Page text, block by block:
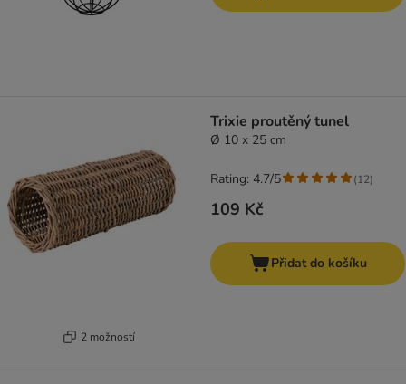
2 možností
Trixie proutěný tunel
Ø 10 x 25 cm
109 Kč
Rating: 4.7/5 (12)
Přidat do košíku